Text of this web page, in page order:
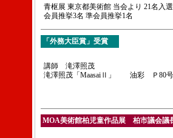
青枢展 東京都美術館 当会より 21名入選
会員推挙3名 準会員推挙1名
「外務大臣賞」受賞
講師 滝澤照茂
滝澤照茂「MaasaiⅡ」 油彩 Ｐ
MOA美術館柏児童作品展 柏市議